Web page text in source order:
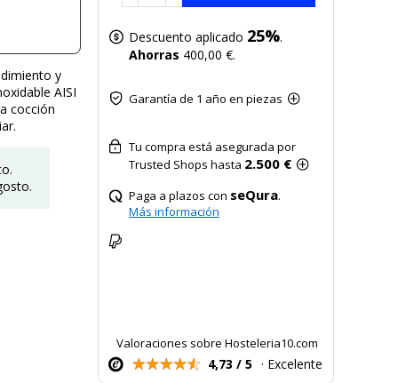
y
AISI
cocción
Descuento aplicado 25%.
Ahorras 400,00 €.
Garantía de 1 año en piezas
Tu compra está asegurada por
Trusted Shops hasta 2.500 €
Paga a plazos con seQura.
Más información
Valoraciones sobre Hosteleria10.com
4,73 / 5 · Excelente